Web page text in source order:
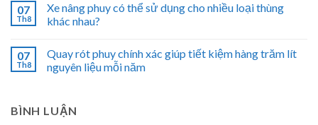
07
Th8
Xe nâng phuy có thể sử dụng cho nhiều loại thùng
khác nhau?
07
Th8
Quay rót phuy chính xác giúp tiết kiệm hàng trăm lít
nguyên liệu mỗi năm
BÌNH LUẬN